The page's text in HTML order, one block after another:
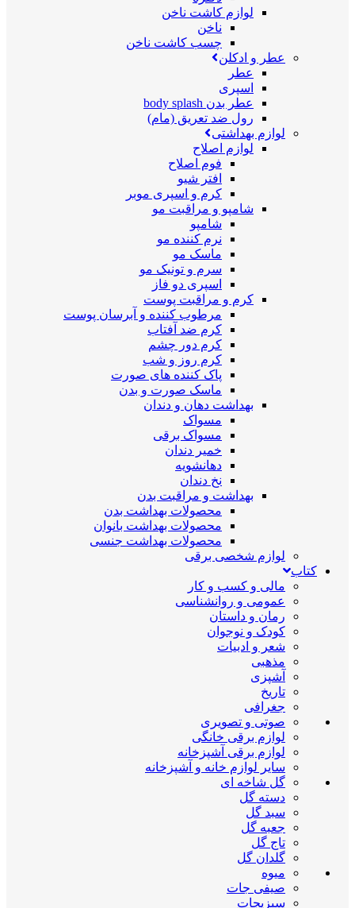
لوازم کاشت ناخن
ناخن
چسب کاشت ناخن
عطر و ادکلن
عطر
اسپری
عطر بدن body splash
رول ضد تعریق (مام)
لوازم بهداشتی
لوازم اصلاح
فوم اصلاح
افتر شیو
کرم و اسپری موبر
شامپو و مراقبت مو
شامپو
نرم کننده مو
ماسک مو
سرم و تونیک مو
اسپری دو فاز
کرم و مراقبت پوست
مرطوب کننده و آبرسان پوست
کرم ضد آفتاب
کرم دور چشم
کرم روز و شب
پاک کننده های صورت
ماسک صورت و بدن
بهداشت دهان و دندان
مسواک
مسواک برقی
خمیر دندان
دهانشویه
نخ دندان
بهداشت و مراقبت بدن
محصولات بهداشت بدن
محصولات بهداشت بانوان
محصولات بهداشت جنسی
لوازم شخصی برقی
کتاب
مالی و کسب و کار
عمومی و روانشناسی
رمان و داستان
کودک و نوجوان
شعر و ادبیات
مذهبی
آشپزی
تاریخ
جغرافی
صوتی و تصویری
لوازم برقی خانگی
لوازم برقی آشپزخانه
سایر لوازم خانه و آشپزخانه
گل شاخه ای
دسته گل
سبد گل
جعبه گل
تاج گل
گلدان گل
میوه
صیفی جات
سبزیجات